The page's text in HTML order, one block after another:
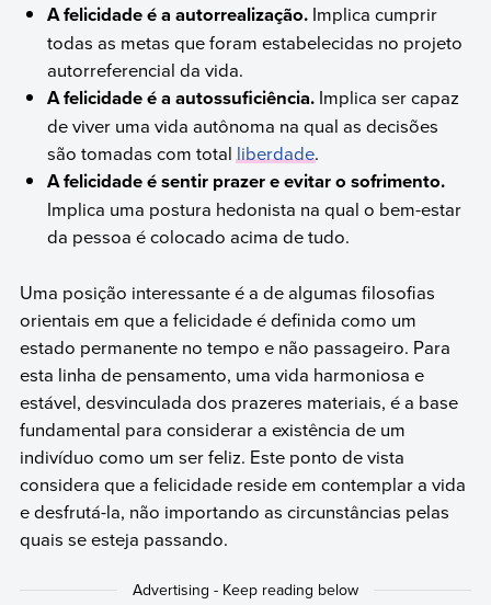
A felicidade é a autorrealização. Implica cumprir
todas as metas que foram estabelecidas no projeto
autorreferencial da vida.
A felicidade é a autossuficiência. Implica ser capaz
de viver uma vida autônoma na qual as decisões
são tomadas com totalliberdade.
A felicidade é sentir prazer e evitar o sofrimento.
Implica uma postura hedonista na qual o bem-estar
da pessoa é colocado acima de tudo.
Uma posição interessante é a de algumas filosofias
orientais em que a felicidade é definida como um
estado permanente no tempo e não passageiro. Para
esta linha de pensamento, uma vida harmoniosa e
estável, desvinculada dos prazeres materiais, é a base
fundamental para considerar a existência de um
indivíduo como um ser feliz. Este ponto de vista
considera que a felicidade reside em contemplar a vida
e desfrutá-la, não importando as circunstâncias pelas
quais se esteja passando.